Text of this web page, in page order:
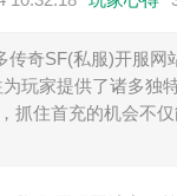
奇SF(私服)开服网
为玩家提供了诸多独
抓住首充的机会不